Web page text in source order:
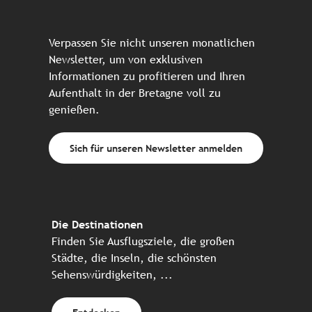
Verpassen Sie nicht unseren monatlichen
Newsletter, um von exklusiven
Informationen zu profitieren und Ihren
Aufenthalt in der Bretagne voll zu
genießen.
Sich für unseren Newsletter anmelden
Die Destinationen
Finden Sie Ausflugsziele, die großen
Städte, die Inseln, die schönsten
Sehenswürdigkeiten, ...